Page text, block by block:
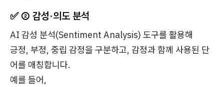
✅ ② 감성·의도 분석
AI 감성 분석(Sentiment Analysis) 도구를 활용해
긍정, 부정, 중립 감정을 구분하고, 감정과 함께 사용된 단
어를 매칭합니다.
예를 들어,